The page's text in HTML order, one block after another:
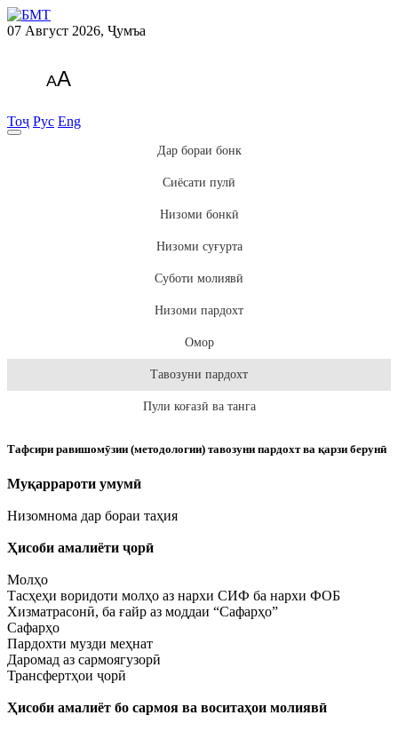
07 Август 2026, Ҷумъа
AA
Тоҷ Рус Eng
Дар бораи бонк
Сиёсати пулӣ
Низоми бонкӣ
Низоми суғурта
Суботи молиявӣ
Низоми пардохт
Омор
Тавозуни пардохт
Пули коғазӣ ва танга
Тафсири равишомӯзии (методологии) тавозуни пардохт ва қарзи берунӣ
Муқаррароти умумӣ
Низомнома дар бораи таҳия
Ҳисоби амалиёти ҷорӣ
Молҳо
Тасҳеҳи воридоти молҳо аз нархи СИФ ба нархи ФОБ
Хизматрасонӣ, ба ғайр аз моддаи “Сафарҳо”
Сафарҳо
Пардохти музди меҳнат
Даромад аз сармоягузорӣ
Трансфертҳои ҷорӣ
Ҳисоби амалиёт бо сармоя ва воситаҳои молиявӣ